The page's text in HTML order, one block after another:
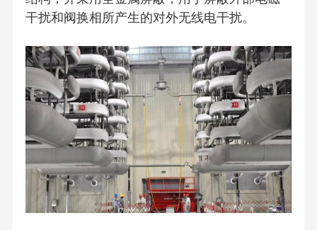
干扰和阀换相所产生的对外无线电干扰。